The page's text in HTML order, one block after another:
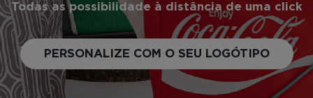
Todas as possibilidade à distância de uma click
PERSONALIZE COM O SEU LOGÓTIPO